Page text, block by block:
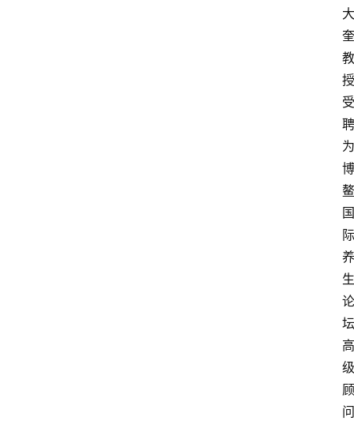
大
奎
教
授
受
聘
为
博
鳌
国
际
养
生
论
坛
高
级
顾
问